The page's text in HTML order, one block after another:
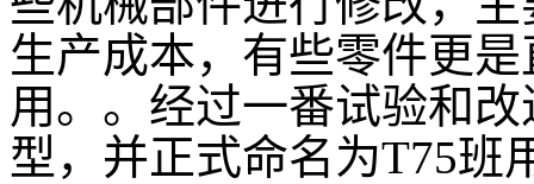
生产成本，有些零件更
用。。经过一番试验和
型，并正式命名为T75班